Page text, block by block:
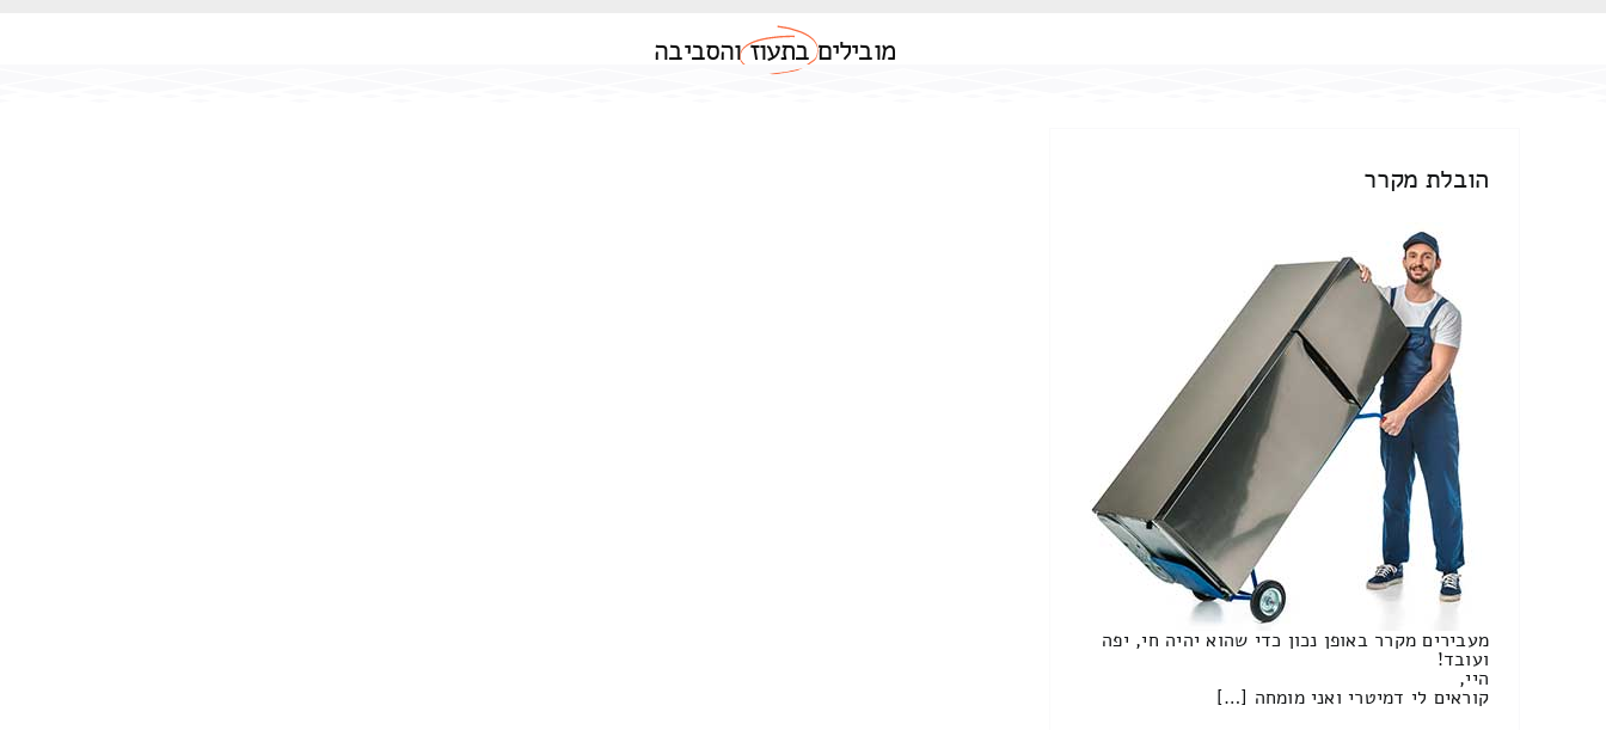
מוביליםבתעוזוהסביבה
הובלת מקרר
מעבירים מקרר באופן נכון כדי שהוא יהיה חי, יפה
ועובד!
היי,
קוראים לי דמיטרי ואני מומחה […]